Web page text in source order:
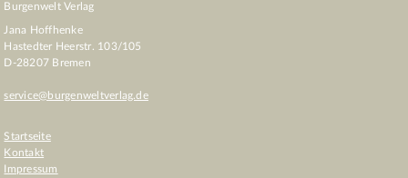
Burgenwelt Verlag
Jana Hoffhenke
Hastedter Heerstr. 103/105
D-28207 Bremen
service@burgenweltverlag.de
Startseite
Kontakt
Impressum